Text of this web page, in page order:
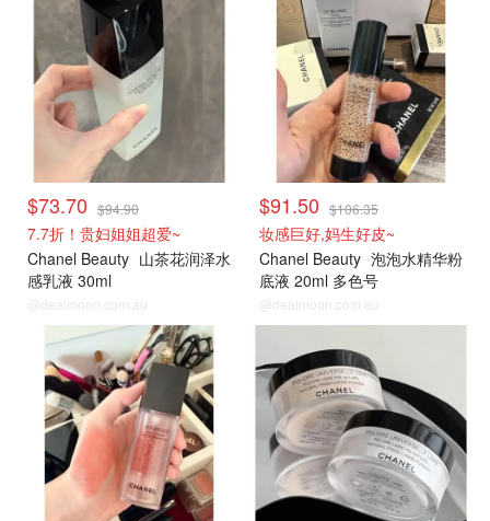
$73.70 $94.90
7.7折！贵妇姐姐超爱~
Chanel Beauty 山茶花润泽水
感乳液 30ml
@dealmoon.com.au
$91.50 $106.35
妆感巨好,妈生好皮~
Chanel Beauty 泡泡水精华粉
底液 20ml 多色号
@dealmoon.com.au